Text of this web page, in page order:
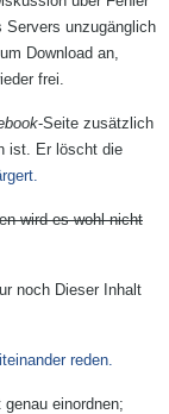
Servers unzugänglich
Download an,
frei.
-Seite zusätzlich
ist. Er löscht die
wird es wohl nicht
noch Dieser Inhalt
reden.
einordnen;